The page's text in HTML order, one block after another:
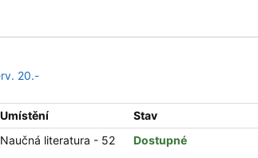
20.-
Umístění
Stav
Naučná literatura - 52 Dostupné